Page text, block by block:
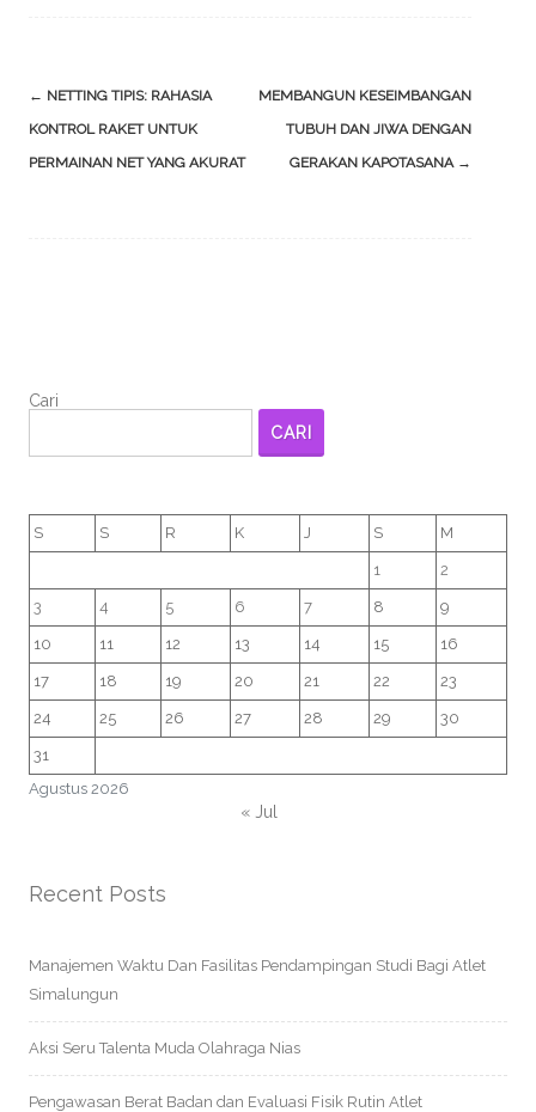
Post
navigation
← NETTING TIPIS: RAHASIA
KONTROL RAKET UNTUK
PERMAINAN NET YANG AKURAT
MEMBANGUN KESEIMBANGAN
TUBUH DAN JIWA DENGAN
GERAKAN KAPOTASANA →
Cari
CARI
Agustus 2026
S S R K J S M
1 2
3 4 5 6 7 8 9
10 11 12 13 14 15 16
17 18 19 20 21 22 23
24 25 26 27 28 29 30
31
« Jul
Recent Posts
Manajemen Waktu Dan Fasilitas Pendampingan Studi Bagi Atlet
Simalungun
Aksi Seru Talenta Muda Olahraga Nias
Pengawasan Berat Badan dan Evaluasi Fisik Rutin Atlet